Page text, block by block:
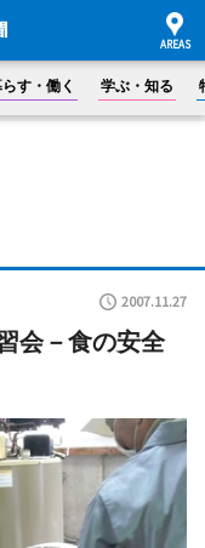
す・働く 学ぶ・知る
2007.11.27
会－食の安全